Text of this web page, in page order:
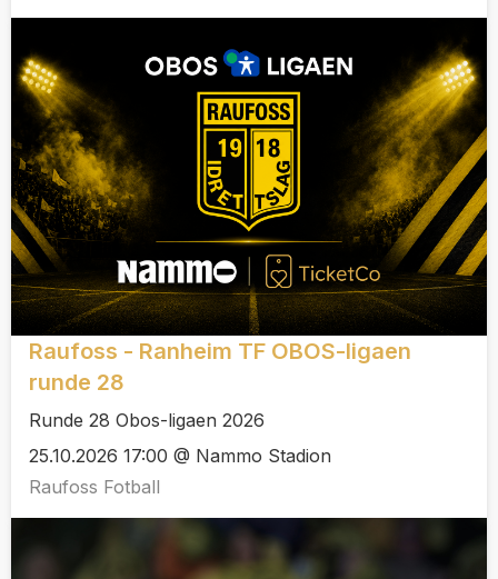
Raufoss - Ranheim TF OBOS-ligaen
runde 28
Runde 28 Obos-ligaen 2026
25.10.2026 17:00 @ Nammo Stadion
Raufoss Fotball